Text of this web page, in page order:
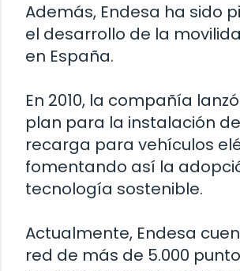
Además, Endesa ha sido
el desarrollo de la
en España.
En 2010, la compañía
plan para la instalación
recarga para vehículos
fomentando así la
tecnología sostenible.
Actualmente, Endesa
red de más de 5.000